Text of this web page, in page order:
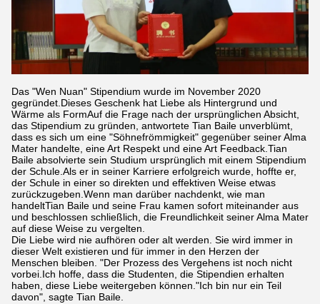
Das "Wen Nuan" Stipendium wurde im November 2020
gegründet.Dieses Geschenk hat Liebe als Hintergrund und
Wärme als FormAuf die Frage nach der ursprünglichen Absicht,
das Stipendium zu gründen, antwortete Tian Baile unverblümt,
dass es sich um eine "Söhnefrömmigkeit" gegenüber seiner Alma
Mater handelte, eine Art Respekt und eine Art Feedback.Tian
Baile absolvierte sein Studium ursprünglich mit einem Stipendium
der Schule.Als er in seiner Karriere erfolgreich wurde, hoffte er,
der Schule in einer so direkten und effektiven Weise etwas
zurückzugeben.Wenn man darüber nachdenkt, wie man
handeltTian Baile und seine Frau kamen sofort miteinander aus
und beschlossen schließlich, die Freundlichkeit seiner Alma Mater
auf diese Weise zu vergelten.
Die Liebe wird nie aufhören oder alt werden. Sie wird immer in
dieser Welt existieren und für immer in den Herzen der
Menschen bleiben. "Der Prozess des Vergehens ist noch nicht
vorbei.Ich hoffe, dass die Studenten, die Stipendien erhalten
haben, diese Liebe weitergeben können."Ich bin nur ein Teil
davon", sagte Tian Baile.